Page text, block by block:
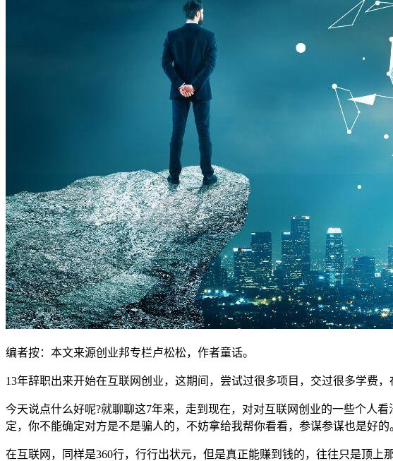
编者按：本文来源创业邦专栏卢松松，作者童话。
13年辞职出来开始在互联网创业，这期间，尝试过很多项目，交过很多学费
今天说点什么好呢?就聊聊这7年来，走到现在，对对互联网创业的一些个人
定，你不能确定对方是不是骗人的，不妨拿给我帮你看看，参谋参谋也是好的
在互联网，同样是360行，行行出状元，但是真正能赚到钱的，往往只是顶